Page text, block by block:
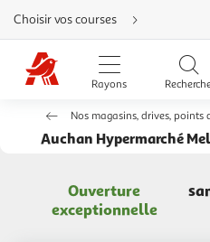
Aller
directement
au
contenu
Aller
directement
recherche
Aller
directement
directement
Choisir vos courses
Rayons
Nos magasins, drives, points
Auchan Hypermarché
Ouverture
exceptionnelle